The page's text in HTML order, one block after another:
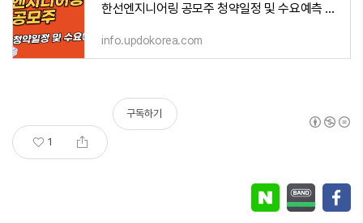
한선엔지니어링 공모주 청약일정 및 수요예측 결과
info.updokorea.com
1
구독하기